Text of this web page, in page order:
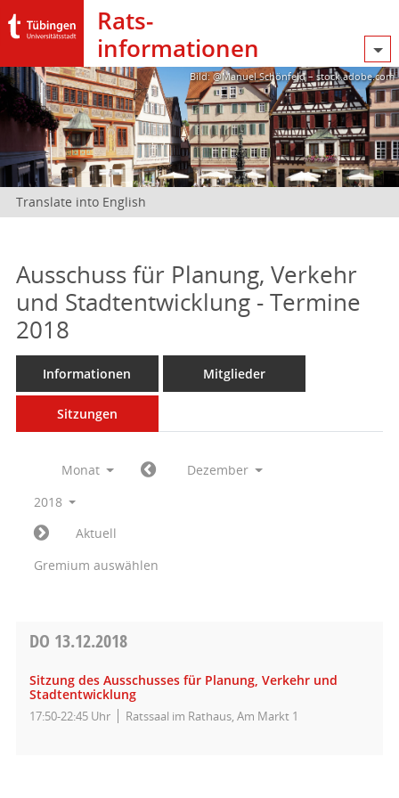
Rats­
informationen
Bild: @Manuel Schönfeld – stock.adobe.com
Translate into English
Ausschuss für Planung, Verkehr
und Stadtentwicklung - Termine
2018
Informationen Mitglieder
Sitzungen
Monat
Dezember
2018
Aktuell
Gremium auswählen
DO 13.12.2018
Sitzung des Ausschusses für Planung, Verkehr und
Stadtentwicklung
17:50-22:45 Uhr Ratssaal im Rathaus, Am Markt 1